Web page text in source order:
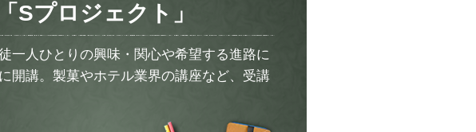
Sプロジェクト」
一人ひとりの興味・関心や希望する進路に
開講。製菓やホテル業界の講座など、受講